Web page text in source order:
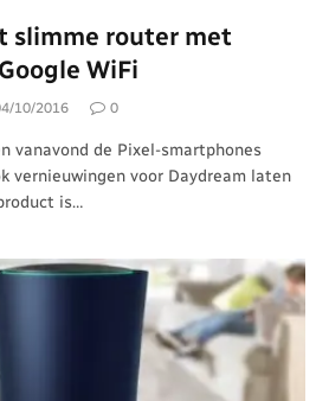
slimme router met
WiFi
10/2016 0
vanavond de Pixel-smartphones
vernieuwingen voor Daydream laten
is…